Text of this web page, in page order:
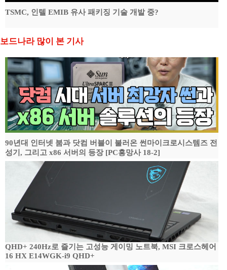
TSMC, 인텔 EMIB 유사 패키징 기술 개발 중?
보드나라 많이 본 기사
90년대 인터넷 붐과 닷컴 버블이 불러온 썬마이크로시스템즈 전
성기, 그리고 x86 서버의 등장 [PC흥망사 18-2]
QHD+ 240Hz로 즐기는 고성능 게이밍 노트북, MSI 크로스헤어
16 HX E14WGK-i9 QHD+